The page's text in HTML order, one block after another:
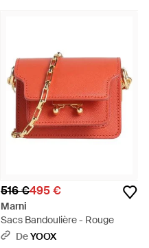
516 €495 €
Marni
Sacs Bandoulière - Rouge
DeYOOX